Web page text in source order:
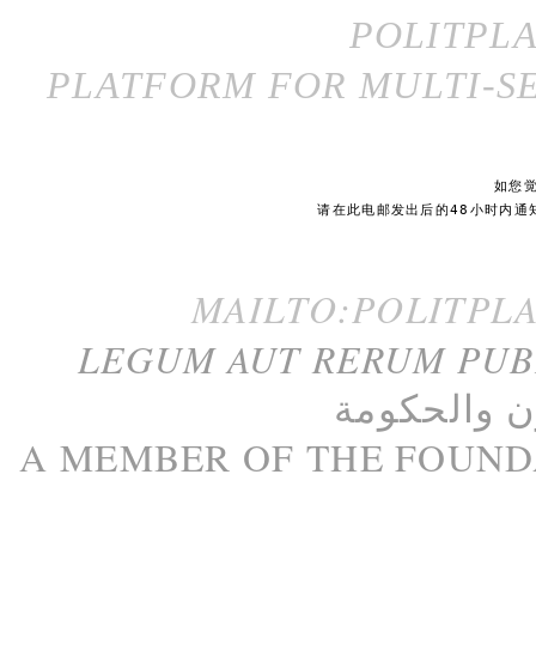
PLATFORM FOR MULTI-
如您
请在此电邮发出后的48小时内通
LEGUM AUT RERUM
والحكومة
A MEMBER OF THE